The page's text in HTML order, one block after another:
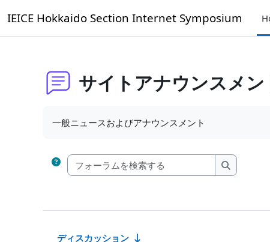
IEICE Hokkaido Section Internet Symposium
サイトアナウンスメン
一般ニュースおよびアナウンスメント
フォーラム
フォーラム
ディスカッション